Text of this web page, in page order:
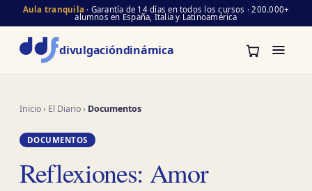
Aula tranquila · Garantía de 14 días en todos los cursos · 200.000+
alumnos en España, Italia y Latinoamérica
divulgacióndinámica
Inicio› El Diario› Documentos
DOCUMENTOS
Reflexiones: Amor